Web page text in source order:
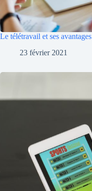
Le télétravail et ses avantages
23 février 2021